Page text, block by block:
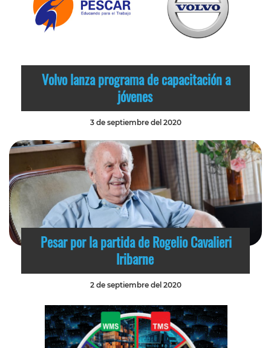
Volvo lanza programa de capacitación a
jóvenes
3 de septiembre del 2020
Pesar por la partida de Rogelio Cavalieri
Iribarne
2 de septiembre del 2020